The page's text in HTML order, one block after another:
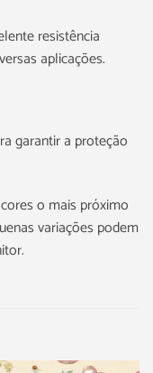
resistência
aplicações.
garantir a proteção
o mais próximo
variações podem